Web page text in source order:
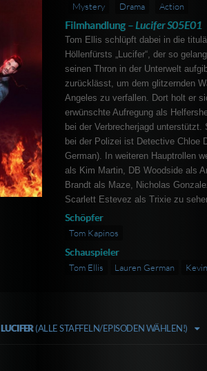
Mystery Drama Action
Filmhandlung – Lucifer S05E01
Tom Ellis schlüpft dabei in die
Höllenfürsts „Lucifer“, der so
seinen Thron in der Unterwelt
zurücklässt, um dem glitzernden
Angeles zu verfallen. Dort holt er
erwünschte Aufregung als
bei der Verbrecherjagd unterstützt.
bei der Polizei ist Detective Chloe
German). In weiteren Hauptrollen
als Kim Martin, DB Woodside als
Brandt als Maze, Nicholas
Scarlett Estevez als Trixie zu
Schöpfer
Tom Kapinos
Schauspieler
Tom Ellis Lauren German
LUCIFER(ALLE STAFFELN/EPISODEN WÄHLEN!)